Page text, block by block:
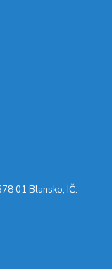
01 Blansko, IČ: